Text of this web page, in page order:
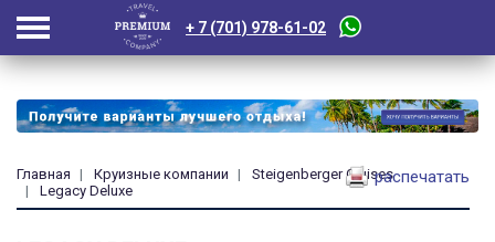
+ 7 (701) 978-61-02
Главная Круизные компании
Steigenberger Cruises
Legacy Deluxe
распечатать